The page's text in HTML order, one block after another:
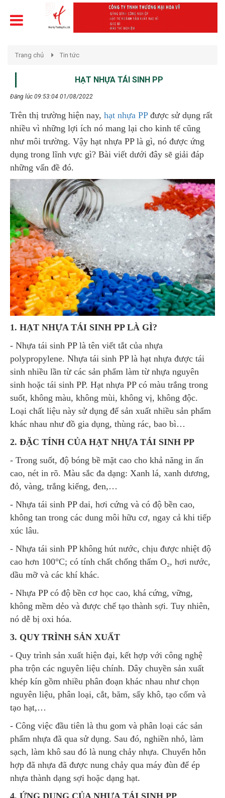
Trang chủ Tin tức
HẠT NHỰA TÁI SINH PP
Đăng lúc 09:53:04 01/08/2022
Trên thị trường hiện nay, hạt nhựa PPđược sử dụng rất
nhiều vì những lợi ích nó mang lại cho kinh tế cũng
như môi trường. Vậy hạt nhựa PP là gì, nó được ứng
dụng trong lĩnh vực gì? Bài viết dưới đây sẽ giải đáp
những vấn đề đó.
1. HẠT NHỰA TÁI SINH PP LÀ GÌ?
- Nhựa tái sinh PP là tên viết tắt của nhựa
polypropylene. Nhựa tái sinh PP là hạt nhựa được tái
sinh nhiều lần từ các sản phẩm làm từ nhựa nguyên
sinh hoặc tái sinh PP. Hạt nhựa PP có màu trắng trong
suốt, không màu, không mùi, không vị, không độc.
Loại chất liệu này sử dụng để sản xuất nhiều sản phẩm
khác nhau như đồ gia dụng, thùng rác, bao bì…
2. ĐẶC TÍNH CỦA HẠT NHỰA TÁI SINH PP
- Trong suốt, độ bóng bề mặt cao cho khả năng in ấn
cao, nét in rõ. Màu sắc đa dạng: Xanh lá, xanh dương,
đỏ, vàng, trắng kiếng, đen,…
- Nhựa tái sinh PP dai, hơi cứng và có độ bền cao,
không tan trong các dung môi hữu cơ, ngay cả khi tiếp
xúc lâu.
- Nhựa tái sinh PP không hút nước, chịu được nhiệt độ
cao hơn 100°C; có tính chất chống thấm O₂, hơi nước,
dầu mỡ và các khí khác.
- Nhựa PP có độ bền cơ học cao, khá cứng, vững,
không mềm dẻo và được chế tạo thành sợi. Tuy nhiên,
nó dễ bị oxi hóa.
3. QUY TRÌNH SẢN XUẤT
- Quy trình sản xuất hiện đại, kết hợp với công nghệ
pha trộn các nguyên liệu chính. Dây chuyền sản xuất
khép kín gồm nhiều phân đoạn khác nhau như chọn
nguyên liệu, phân loại, cắt, băm, sấy khô, tạo cốm và
tạo hạt,…
- Công việc đầu tiên là thu gom và phân loại các sản
phẩm nhựa đã qua sử dụng. Sau đó, nghiền nhỏ, làm
sạch, làm khô sau đó là nung chảy nhựa. Chuyển hỗn
hợp đã nhựa đã được nung chảy qua máy đùn để ép
nhựa thành dạng sợi hoặc dạng hạt.